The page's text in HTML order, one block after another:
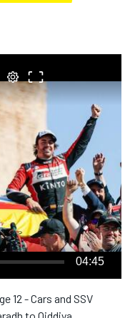
04:45
12 - Cars and SSV